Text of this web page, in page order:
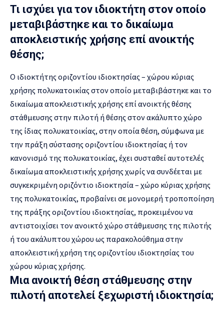
Τι ισχύει για τον ιδιοκτήτη στον οποίο
μεταβιβάστηκε και το δικαίωμα
αποκλειστικής χρήσης επί ανοικτής
θέσης;
Ο ιδιοκτήτης οριζοντίου ιδιοκτησίας – χώρου κύριας
χρήσης πολυκατοικίας στον οποίο μεταβιβάστηκε και το
δικαίωμα αποκλειστικής χρήσης επί ανοικτής θέσης
στάθμευσης στην πιλοτή ή θέσης στον ακάλυπτο χώρο
της ίδιας πολυκατοικίας, στην οποία θέση, σύμφωνα με
την πράξη σύστασης οριζοντίου ιδιοκτησίας ή τον
κανονισμό της πολυκατοικίας, έχει συσταθεί αυτοτελές
δικαίωμα αποκλειστικής χρήσης χωρίς να συνδέεται με
συγκεκριμένη οριζόντιο ιδιοκτησία – χώρο κύριας χρήσης
της πολυκατοικίας, προβαίνει σε μονομερή τροποποίηση
της πράξης οριζοντίου ιδιοκτησίας, προκειμένου να
αντιστοιχίσει τον ανοικτό χώρο στάθμευσης της πιλοτής
ή του ακάλυπτου χώρου ως παρακολούθημα στην
αποκλειστική χρήση της οριζοντίου ιδιοκτησίας του
χώρου κύριας χρήσης.
Μια ανοικτή θέση στάθμευσης στην
πιλοτή αποτελεί ξεχωριστή ιδιοκτησία;